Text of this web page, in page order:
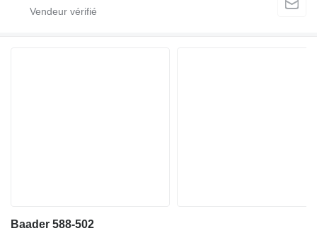
Baader 588-502